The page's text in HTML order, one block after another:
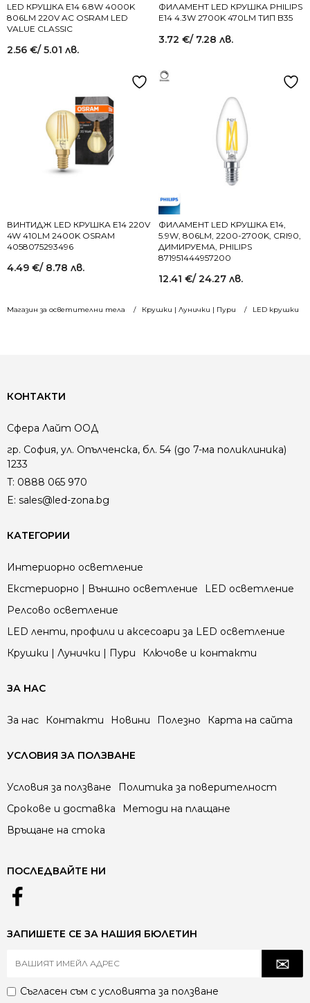
Магазин за осветителни тела Крушки | Лунички | Пури LED крушки
LED КРУШКА E14 6.8W 4000K
806LM 220V AC OSRAM LED
VALUE CLASSIC
2.56 €/ 5.01 лв.
ФИЛАМЕНТ LED КРУШКА PHILIPS
E14 4.3W 2700K 470LM ТИП B35
3.72 €/ 7.28 лв.
ВИНТИДЖ LED КРУШКА E14 220V
4W 410LM 2400K OSRAM
4058075293496
4.49 €/ 8.78 лв.
ФИЛАМЕНТ LED КРУШКА E14,
5.9W, 806LM, 2200-2700K, CRI90,
ДИМИРУЕМА, PHILIPS
871951444957200
12.41 €/ 24.27 лв.
КОНТАКТИ
Сфера Лайт ООД
гр. София, ул. Опълченска, бл. 54 (до 7-ма поликлиника)
1233
T: 0888 065 970
E: sales@led-zona.bg
КАТЕГОРИИ
Интериорно осветление
Екстериорно | Външно осветление
LED осветление
Релсово осветление
LED ленти, профили и аксесоари за LED осветление
Крушки | Лунички | Пури
Ключове и контакти
ЗА НАС
За нас Контакти Новини Полезно Карта на сайта
УСЛОВИЯ ЗА ПОЛЗВАНЕ
Условия за ползване
Политика за поверителност
Срокове и доставка
Методи на плащане
Връщане на стока
ПОСЛЕДВАЙТЕ НИ
ЗАПИШЕТЕ СЕ ЗА НАШИЯ БЮЛЕТИН
Съгласен съм с условията за ползване